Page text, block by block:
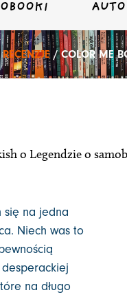
RECENZJE / COLOR ME
o Legendzie o
się na jedna
Niech was to
na długo